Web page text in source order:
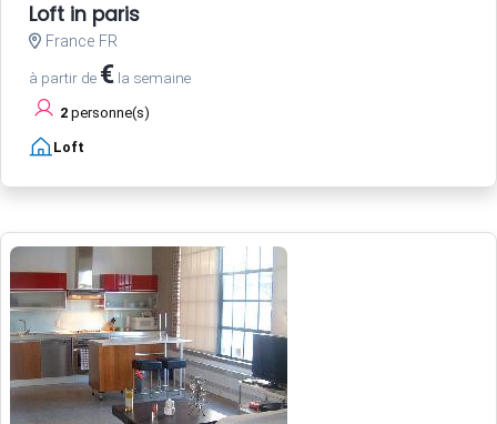
Loft in paris
France FR
à partir de € la semaine
2 personne(s)
Loft